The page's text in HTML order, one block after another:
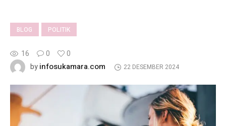
BLOG POLITIK
16 0
0
byinfosukamara.com 22 DESEMBER 2024